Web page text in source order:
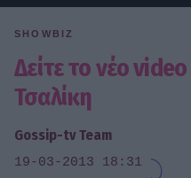
SHOWBIZ
Δείτε το νέο
Τσαλίκη
Gossip-tv Team
19-03-2013 18:31